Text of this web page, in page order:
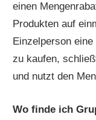
einen
Produkten auf
Einzelperson
zu kaufen,
und nutzt den
Wo finde ich